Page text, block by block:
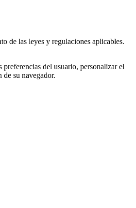
de las leyes y regulaciones aplicables.
del usuario, personalizar el
su navegador.